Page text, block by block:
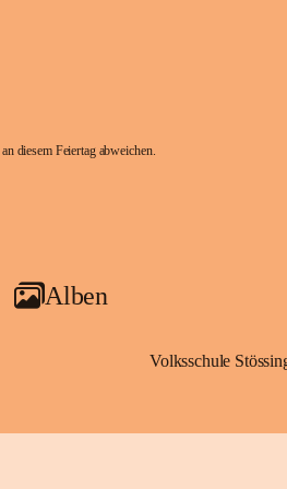
diesem Feiertag abweichen.
Alben
Volksschule